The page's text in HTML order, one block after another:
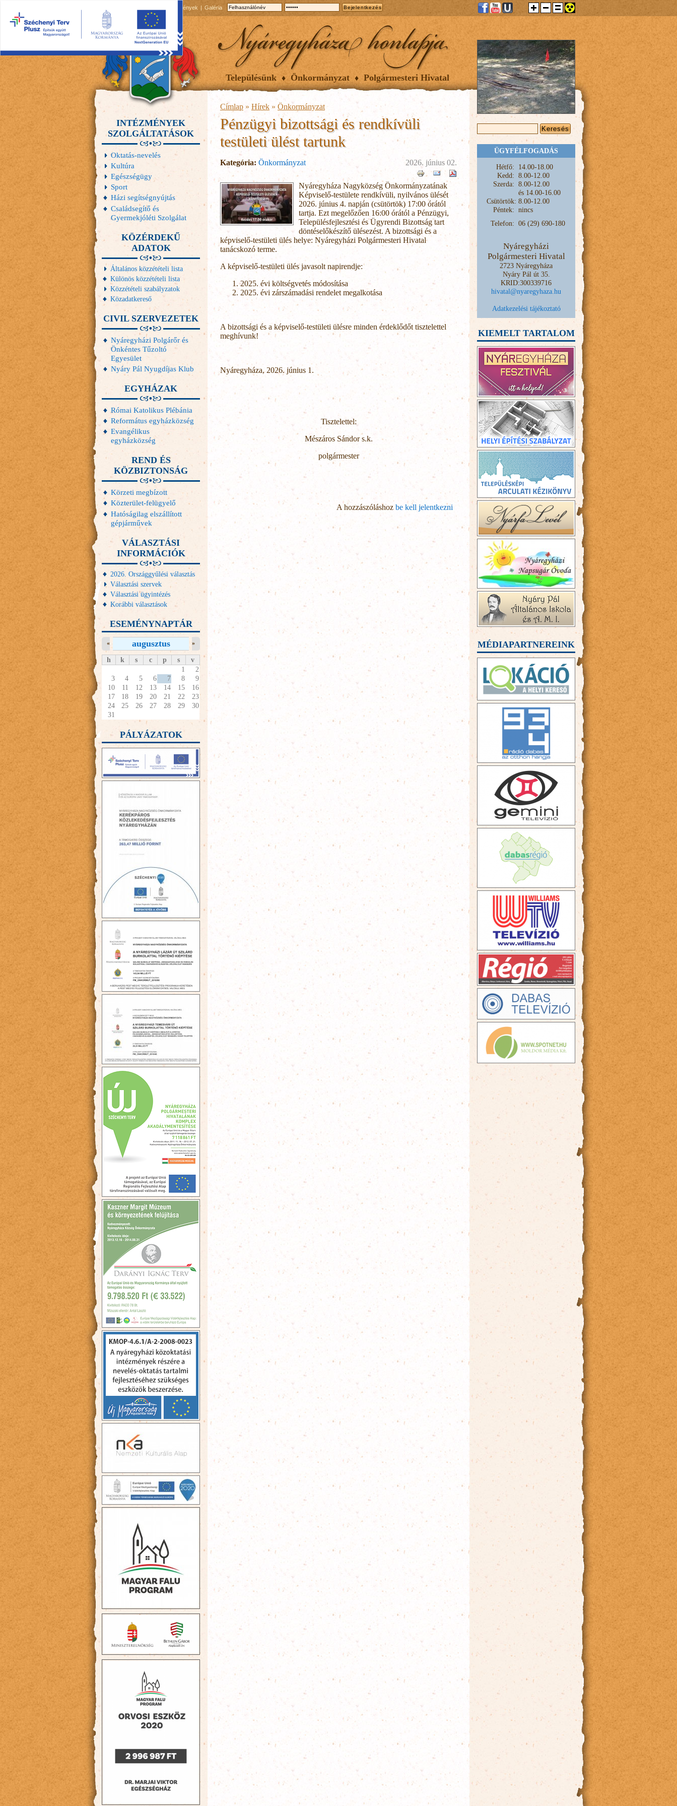
Események Galéria
Településünk Önkormányzat Polgármesteri Hivatal
Címlap » Hírek » Önkormányzat
Pénzügyi bizottsági és rendkívüli
testületi ülést tartunk
2026. június 02.
Kategória: Önkormányzat
Nyáregyháza Nagyközség Önkormányzatának
Képviselő-testülete rendkívüli, nyilvános ülését
2026. június 4. napján (csütörtök) 17:00 órától
tartja. Ezt megelőzően 16:00 órától a Pénzügyi,
Településfejlesztési és Ügyrendi Bizottság tart
döntéselőkészítő ülésezést. A bizottsági és a
képviselő-testületi ülés helye: Nyáregyházi Polgármesteri Hivatal
tanácskozó terme.
A képviselő-testületi ülés javasolt napirendje:
2025. évi költségvetés módosítása
2025. évi zárszámadási rendelet megalkotása
A bizottsági és a képviselő-testületi ülésre minden érdeklődőt tisztelettel
meghívunk!
Nyáregyháza, 2026. június 1.
Tisztelettel:
Mészáros Sándor s.k.
polgármester
A hozzászóláshoz be kell jelentkezni
INTÉZMÉNYEK
SZOLGÁLTATÁSOK
Oktatás-nevelés
Kultúra
Egészségügy
Sport
Házi segítségnyújtás
Családsegítő és
Gyermekjóléti Szolgálat
KÖZÉRDEKŰ
ADATOK
Általános közzétételi lista
Különös közzétételi lista
Közzétételi szabályzatok
Közadatkereső
CIVIL SZERVEZETEK
Nyáregyházi Polgárőr és
Önkéntes Tűzoltó
Egyesület
Nyáry Pál Nyugdíjas Klub
EGYHÁZAK
Római Katolikus Plébánia
Református egyházközség
Evangélikus
egyházközség
REND ÉS
KÖZBIZTONSÁG
Körzeti megbízott
Közterület-felügyelő
Hatóságilag elszállított
gépjárművek
VÁLASZTÁSI
INFORMÁCIÓK
2026. Országgyűlési választás
Választási szervek
Választási ügyintézés
Korábbi választások
ESEMÉNYNAPTÁR
augusztus
« »
h k s c p s
v
1
2
3
4 5 6 7 8
9
10
11 12 13 14 15
16
17
18 19 20 21 22
23
24
25 26 27 28 29
30
31
PÁLYÁZATOK
KERESÉS ŰRLAP
ÜGYFÉLFOGADÁS
Hétfő: 14.00-18.00
Kedd: 8.00-12.00
Szerda: 8.00-12.00
és 14.00-16.00
Csütörtök: 8.00-12.00
Péntek: nincs
Telefon: 06 (29) 690-180
Nyáregyházi
Polgármesteri Hivatal
2723 Nyáregyháza
Nyáry Pál út 35.
KRID:300339716
hivatal@nyaregyhaza.hu
Adatkezelési tájékoztató
KIEMELT TARTALOM
MÉDIAPARTNEREINK